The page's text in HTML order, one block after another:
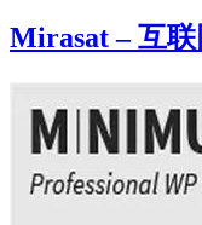
Mirasat – 互